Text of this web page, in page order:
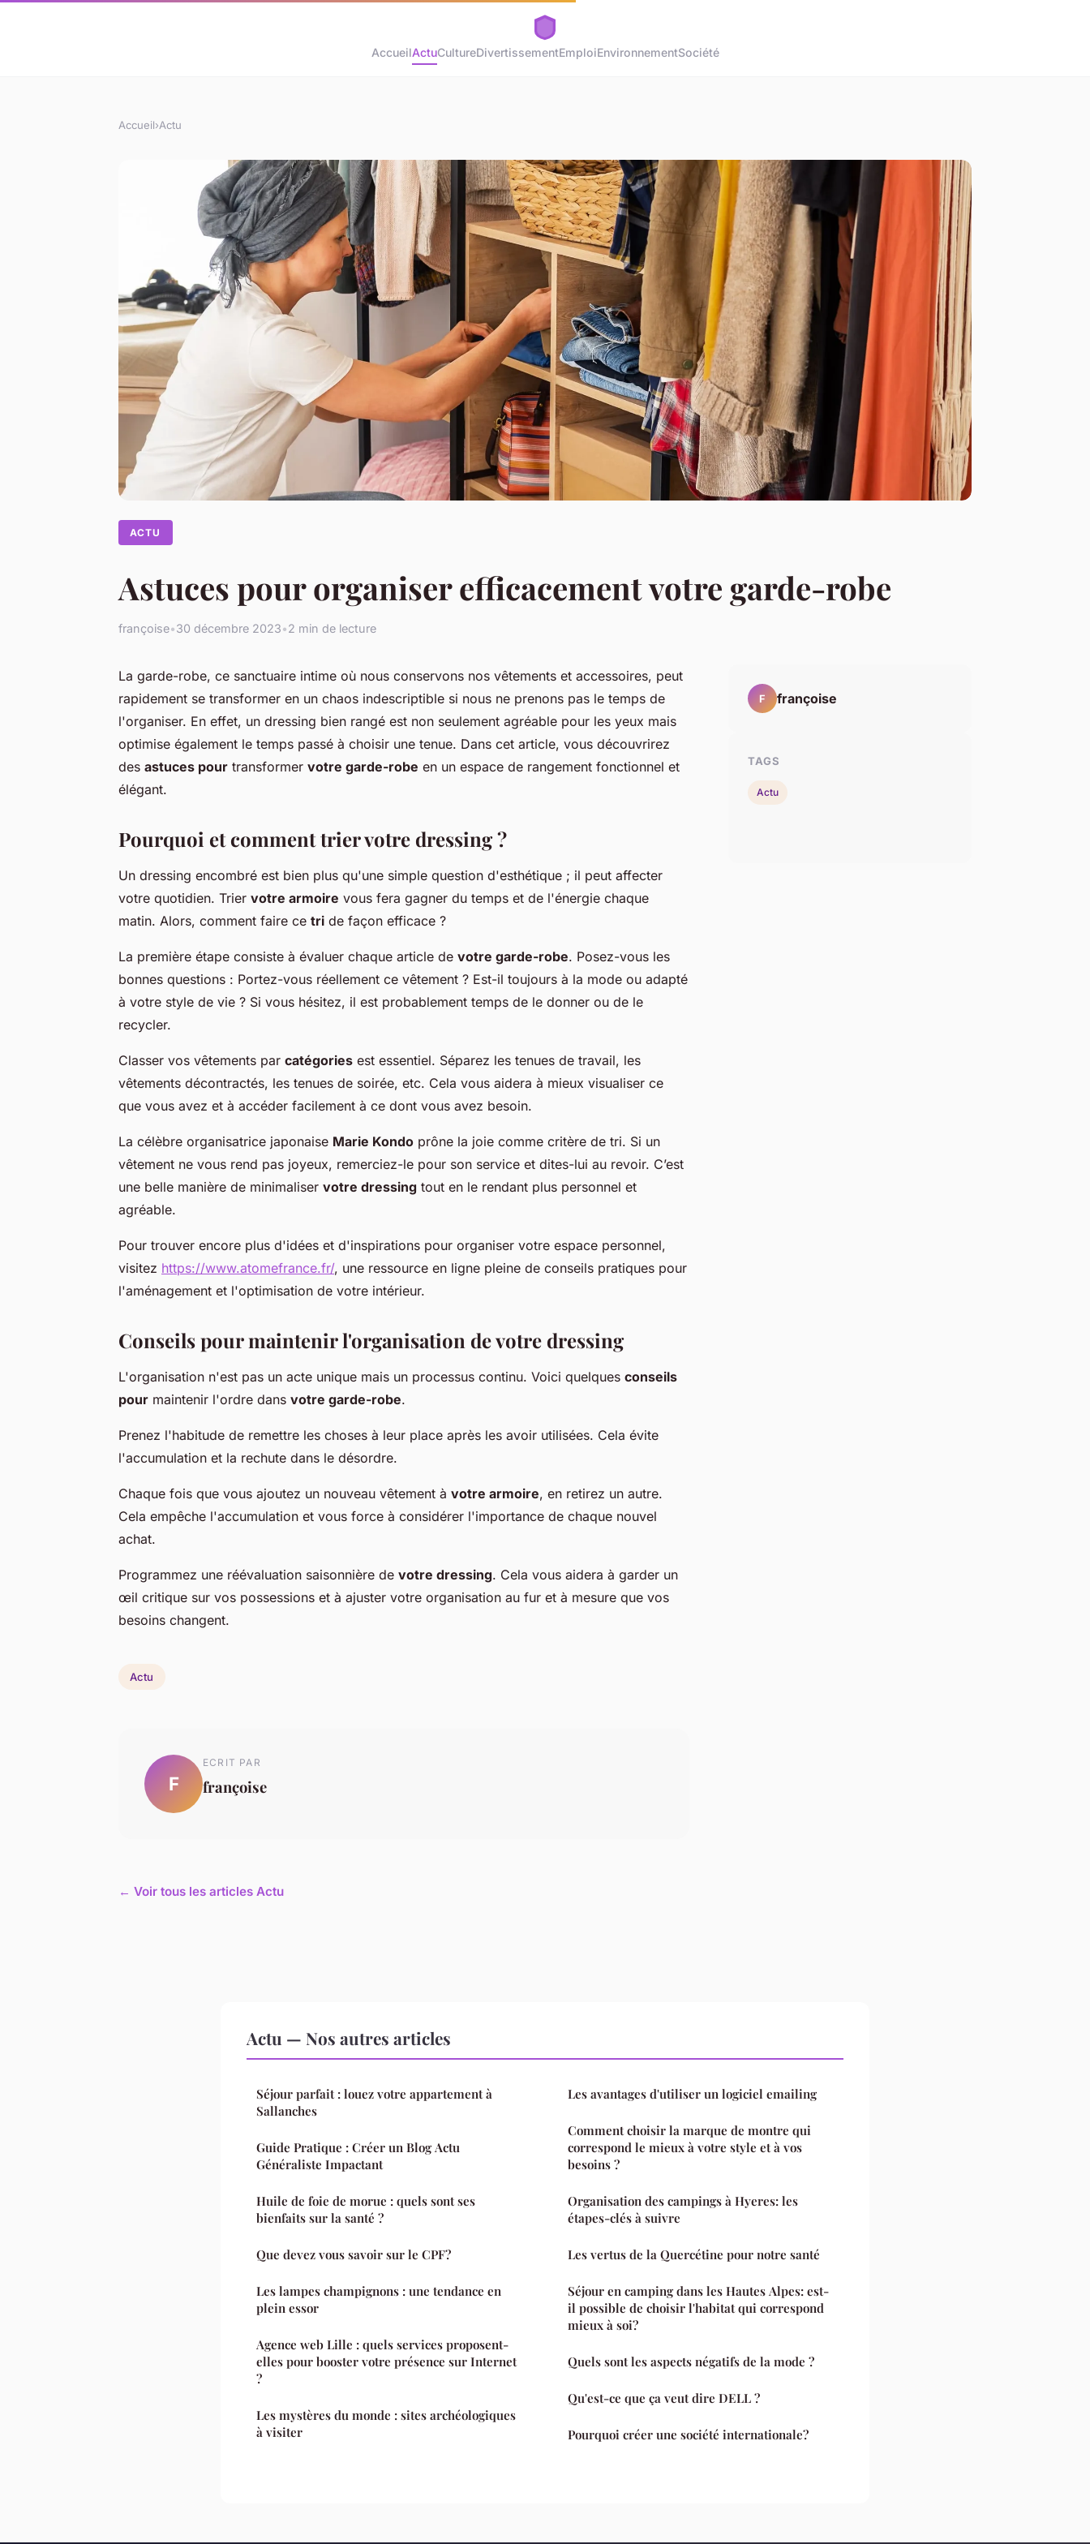
AccueilActuCultureDivertissementEmploiEnvironnementSociété
Accueil›Actu
ACTU
Astuces pour organiser efficacement votre garde-robe
françoise•30 décembre 2023•2 min de lecture
La garde-robe, ce sanctuaire intime où nous conservons nos vêtements et accessoires, peut
rapidement se transformer en un chaos indescriptible si nous ne prenons pas le temps de
l'organiser. En effet, un dressing bien rangé est non seulement agréable pour les yeux mais
optimise également le temps passé à choisir une tenue. Dans cet article, vous découvrirez
des astuces pour transformer votre garde-robe en un espace de rangement fonctionnel et
élégant.
Pourquoi et comment trier votre dressing ?
Un dressing encombré est bien plus qu'une simple question d'esthétique ; il peut affecter
votre quotidien. Trier votre armoire vous fera gagner du temps et de l'énergie chaque
matin. Alors, comment faire ce tri de façon efficace ?
La première étape consiste à évaluer chaque article de votre garde-robe. Posez-vous les
bonnes questions : Portez-vous réellement ce vêtement ? Est-il toujours à la mode ou adapté
à votre style de vie ? Si vous hésitez, il est probablement temps de le donner ou de le
recycler.
Classer vos vêtements par catégories est essentiel. Séparez les tenues de travail, les
vêtements décontractés, les tenues de soirée, etc. Cela vous aidera à mieux visualiser ce
que vous avez et à accéder facilement à ce dont vous avez besoin.
La célèbre organisatrice japonaise Marie Kondo prône la joie comme critère de tri. Si un
vêtement ne vous rend pas joyeux, remerciez-le pour son service et dites-lui au revoir. C’est
une belle manière de minimaliser votre dressing tout en le rendant plus personnel et
agréable.
Pour trouver encore plus d'idées et d'inspirations pour organiser votre espace personnel,
visitez https://www.atomefrance.fr/, une ressource en ligne pleine de conseils pratiques pour
l'aménagement et l'optimisation de votre intérieur.
Conseils pour maintenir l'organisation de votre dressing
L'organisation n'est pas un acte unique mais un processus continu. Voici quelques conseils
pour maintenir l'ordre dans votre garde-robe.
Prenez l'habitude de remettre les choses à leur place après les avoir utilisées. Cela évite
l'accumulation et la rechute dans le désordre.
Chaque fois que vous ajoutez un nouveau vêtement à votre armoire, en retirez un autre.
Cela empêche l'accumulation et vous force à considérer l'importance de chaque nouvel
achat.
Programmez une réévaluation saisonnière de votre dressing. Cela vous aidera à garder un
œil critique sur vos possessions et à ajuster votre organisation au fur et à mesure que vos
besoins changent.
Actu
F
ECRIT PAR
françoise
← Voir tous les articles Actu
F françoise
TAGS
Actu
Actu — Nos autres articles
Séjour parfait : louez votre appartement à
Sallanches
Guide Pratique : Créer un Blog Actu
Généraliste Impactant
Huile de foie de morue : quels sont ses
bienfaits sur la santé ?
Que devez vous savoir sur le CPF?
Les lampes champignons : une tendance en
plein essor
Agence web Lille : quels services proposent-
elles pour booster votre présence sur Internet
?
Les mystères du monde : sites archéologiques
à visiter
Les avantages d'utiliser un logiciel emailing
Comment choisir la marque de montre qui
correspond le mieux à votre style et à vos
besoins ?
Organisation des campings à Hyeres: les
étapes-clés à suivre
Les vertus de la Quercétine pour notre santé
Séjour en camping dans les Hautes Alpes: est-
il possible de choisir l'habitat qui correspond
mieux à soi?
Quels sont les aspects négatifs de la mode ?
Qu'est-ce que ça veut dire DELL ?
Pourquoi créer une société internationale?